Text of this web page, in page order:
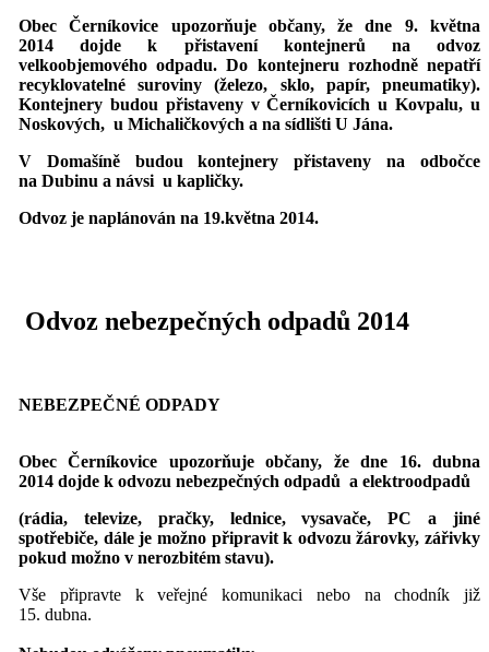
Obec Černíkovice upozorňuje občany, že dne 9. května
2014 dojde k přistavení kontejnerů na odvoz
velkoobjemového odpadu. Do kontejneru rozhodně nepatří
recyklovatelné suroviny(železo, sklo, papír, pneumatiky).
Kontejnery budou přistaveny v Černíkovicích u Kovpalu, u
Noskových, u Michaličkových a na sídlišti U Jána.
V Domašíně budou kontejnery přistaveny na odbočce
na Dubinu a návsi u kapličky.
Odvoz je naplánován na 19.května 2014.
Odvoz nebezpečných odpadů 2014
NEBEZPEČNÉ ODPADY
Obec Černíkovice upozorňuje občany, že dne 16. dubna
2014 dojde k odvozu nebezpečných odpadů a elektroodpadů
(rádia, televize, pračky, lednice, vysavače, PC a jiné
spotřebiče, dále je možno připravit k odvozu žárovky, zářivky
pokud možno v nerozbitém stavu).
Vše připravte k veřejné komunikaci nebo na chodník již
15. dubna.